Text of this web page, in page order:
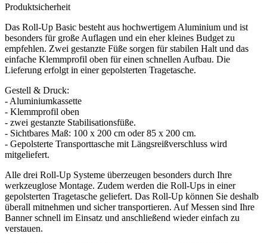
Produktsicherheit
Das Roll-Up Basic besteht aus hochwertigem Aluminium und ist
besonders für große Auflagen und ein eher kleines Budget zu
empfehlen. Zwei gestanzte Füße sorgen für stabilen Halt und das
einfache Klemmprofil oben für einen schnellen Aufbau. Die
Lieferung erfolgt in einer gepolsterten Tragetasche.
Gestell & Druck:
- Aluminiumkassette
- Klemmprofil oben
- zwei gestanzte Stabilisationsfüße.
- Sichtbares Maß: 100 x 200 cm oder 85 x 200 cm.
- Gepolsterte Transporttasche mit Längsreißverschluss wird
mitgeliefert.
Alle drei Roll-Up Systeme überzeugen besonders durch Ihre
werkzeuglose Montage. Zudem werden die Roll-Ups in einer
gepolsterten Tragetasche geliefert. Das Roll-Up können Sie deshalb
überall mitnehmen und sicher transportieren. Auf Messen sind Ihre
Banner schnell im Einsatz und anschließend wieder einfach zu
verstauen.